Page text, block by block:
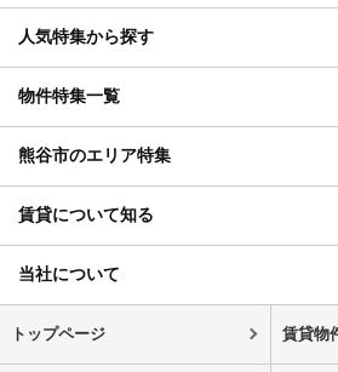
人気特集から探す
物件特集一覧
熊谷市のエリア特集
賃貸について知る
当社について
トップページ 賃貸物